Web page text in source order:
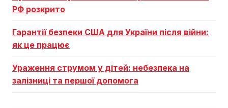
РФ розкрито
Гарантії безпеки США для України після війни:
як це працює
Ураження струмом у дітей: небезпека на
залізниці та першої допомога